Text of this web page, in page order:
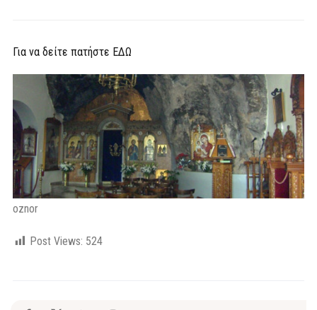
Για να δείτε πατήστε ΕΔΩ
oznor
Post Views: 524